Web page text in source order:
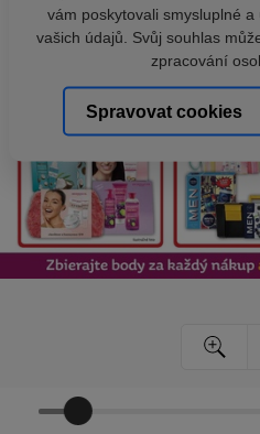
vám poskytovali smysluplné
vašich údajů. Svůj souhlas
zpracování
Spravovat cookies